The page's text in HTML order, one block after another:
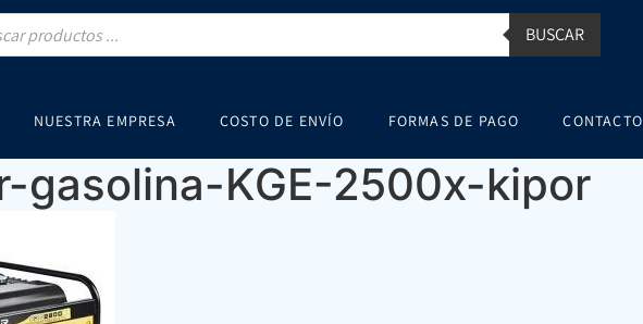
BUSCAR
NUESTRA EMPRESA COSTO DE ENVÍO FORMAS DE PAGO CONTACTO
gasolina-KGE-2500x-kipor